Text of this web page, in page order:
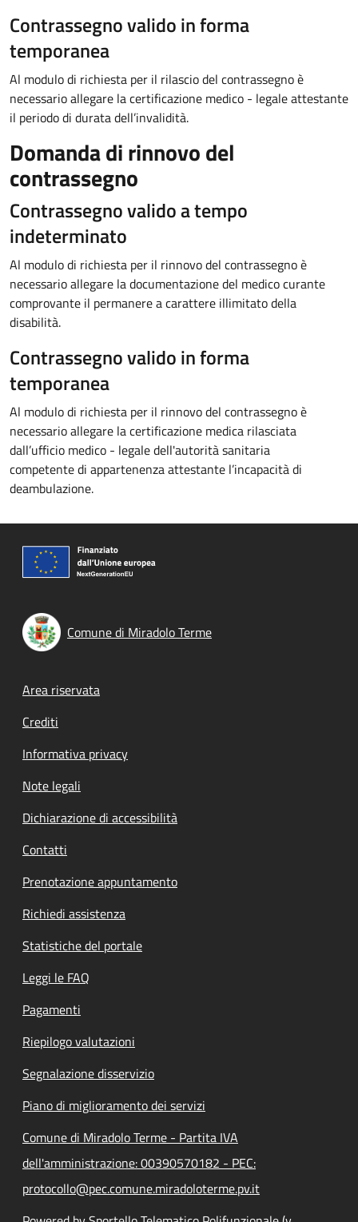
Contrassegno valido in forma
temporanea
Al modulo di richiesta per il rilascio del contrassegno è
necessario allegare la certificazione medico - legale attestante
il periodo di durata dell’invalidità.
Domanda di rinnovo del
contrassegno
Contrassegno valido a tempo
indeterminato
Al modulo di richiesta per il rinnovo del contrassegno è
necessario allegare la documentazione del medico curante
comprovante il permanere a carattere illimitato della
disabilità.
Contrassegno valido in forma
temporanea
Al modulo di richiesta per il rinnovo del contrassegno è
necessario allegare la certificazione medica rilasciata
dall’ufficio medico - legale dell'autorità sanitaria
competente di appartenenza attestante l’incapacità di
deambulazione.
Comune di Miradolo Terme
Footer menu
Area riservata
Crediti
Informativa privacy
Note legali
Dichiarazione di accessibilità
Contatti
Prenotazione appuntamento
Richiedi assistenza
Statistiche del portale
Leggi le FAQ
Pagamenti
Riepilogo valutazioni
Segnalazione disservizio
Piano di miglioramento dei servizi
Comune di Miradolo Terme - Partita IVA
dell'amministrazione: 00390570182 - PEC:
protocollo@pec.comune.miradoloterme.pv.it